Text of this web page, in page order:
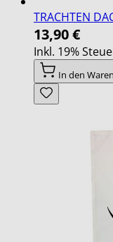
TRACHTEN
13,90 €
Inkl. 19%
In den